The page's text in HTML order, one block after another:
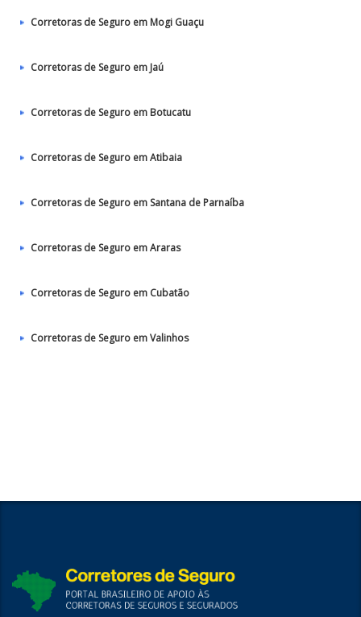
Corretoras de Seguro em Mogi Guaçu
Corretoras de Seguro em Jaú
Corretoras de Seguro em Botucatu
Corretoras de Seguro em Atibaia
Corretoras de Seguro em Santana de Parnaíba
Corretoras de Seguro em Araras
Corretoras de Seguro em Cubatão
Corretoras de Seguro em Valinhos